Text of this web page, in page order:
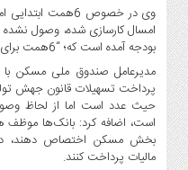
امسال کارسازی شده، وصول نشده
بودجه آمده است که؛ “6همت برای شما تخصیص می‌دهیم”.
مدیرعامل صندوق ملی مسکن با
پرداخت تسهیلات قانون جهش
حیث عدد است اما از لحاظ
مالیات پرداخت کنند.